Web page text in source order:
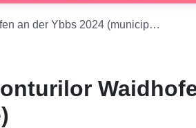
Verificarea și închiderea conturilor Waidhofen an der Ybbs 2024 (municipalitate)